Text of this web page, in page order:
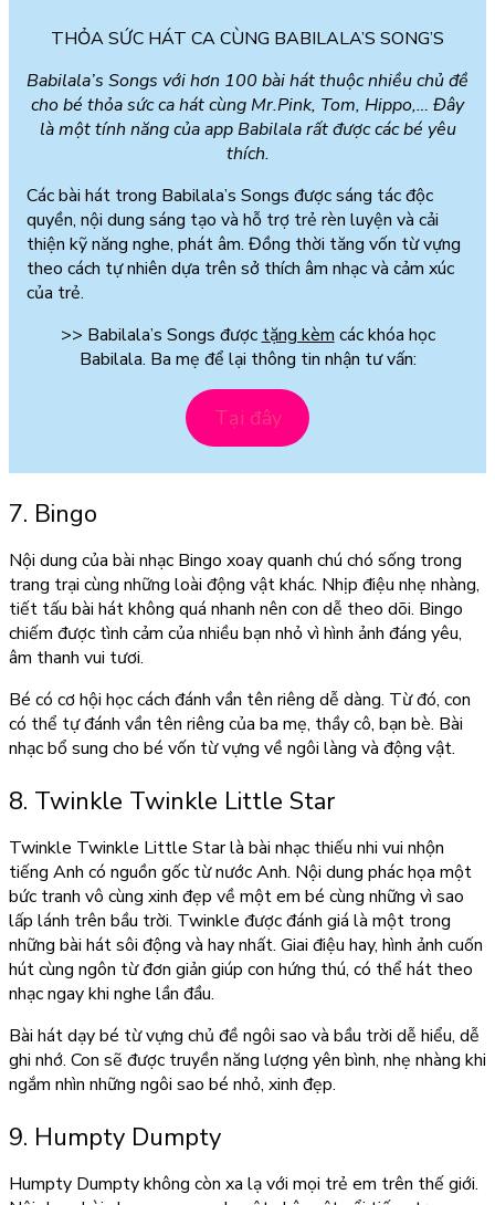
THỎA SỨC HÁT CA CÙNG BABILALA’S SONG’S
Babilala’s Songs với hơn 100 bài hát thuộc nhiều chủ đề
cho bé thỏa sức ca hát cùng Mr.Pink, Tom, Hippo,… Đây
là một tính năng của app Babilala rất được các bé yêu
thích.
Các bài hát trong Babilala’s Songs được sáng tác độc
quyền, nội dung sáng tạo và hỗ trợ trẻ rèn luyện và cải
thiện kỹ năng nghe, phát âm. Đồng thời tăng vốn từ vựng
theo cách tự nhiên dựa trên sở thích âm nhạc và cảm xúc
của trẻ.
>> Babilala’s Songs được tặng kèm các khóa học
Babilala. Ba mẹ để lại thông tin nhận tư vấn:
Tại đây
7. Bingo
Nội dung của bài nhạc Bingo xoay quanh chú chó sống trong
trang trại cùng những loài động vật khác. Nhịp điệu nhẹ nhàng,
tiết tấu bài hát không quá nhanh nên con dễ theo dõi. Bingo
chiếm được tình cảm của nhiều bạn nhỏ vì hình ảnh đáng yêu,
âm thanh vui tươi.
Bé có cơ hội học cách đánh vần tên riêng dễ dàng. Từ đó, con
có thể tự đánh vần tên riêng của ba mẹ, thầy cô, bạn bè. Bài
nhạc bổ sung cho bé vốn từ vựng về ngôi làng và động vật.
8. Twinkle Twinkle Little Star
Twinkle Twinkle Little Star là bài nhạc thiếu nhi vui nhộn
tiếng Anh có nguồn gốc từ nước Anh. Nội dung phác họa một
bức tranh vô cùng xinh đẹp về một em bé cùng những vì sao
lấp lánh trên bầu trời. Twinkle được đánh giá là một trong
những bài hát sôi động và hay nhất. Giai điệu hay, hình ảnh cuốn
hút cùng ngôn từ đơn giản giúp con hứng thú, có thể hát theo
nhạc ngay khi nghe lần đầu.
Bài hát dạy bé từ vựng chủ đề ngôi sao và bầu trời dễ hiểu, dễ
ghi nhớ. Con sẽ được truyền năng lượng yên bình, nhẹ nhàng khi
ngắm nhìn những ngôi sao bé nhỏ, xinh đẹp.
9. Humpty Dumpty
Humpty Dumpty không còn xa lạ với mọi trẻ em trên thế giới.